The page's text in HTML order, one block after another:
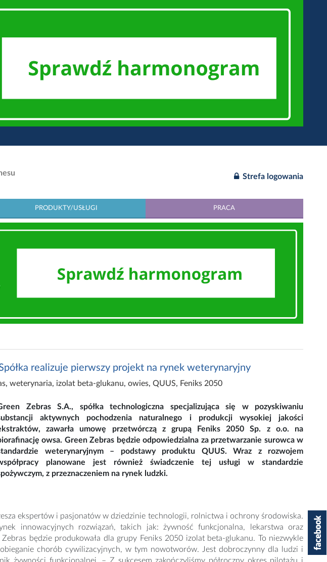
Strefa logowania
PRODUKTY/USŁUGI PRACA
realizuje pierwszy projekt na rynek weterynaryjny
, weterynaria, izolat beta-glukanu, owies, QUUS, Feniks 2050
Zebras S.A., spółka technologiczna specjalizująca się w pozyskiwaniu
aktywnych pochodzenia naturalnego i produkcji wysokiej jakości
zawarła umowę przetwórczą z grupą Feniks 2050 Sp. z o.o. na
owsa. Green Zebras będzie odpowiedzialna za przetwarzanie surowca w
weterynaryjnym – podstawy produktu QUUS. Wraz z rozwojem
planowane jest również świadczenie tej usługi w standardzie
z przeznaczeniem na rynek ludzki.
ekspertów i pasjonatów w dziedzinie technologii, rolnictwa i ochrony środowiska.
innowacyjnych rozwiązań, takich jak: żywność funkcjonalna, lekarstwa oraz
będzie produkowała dla grupy Feniks 2050 izolat beta-glukanu. To niezwykle
chorób cywilizacyjnych, w tym nowotworów. Jest dobroczynny dla ludzi i